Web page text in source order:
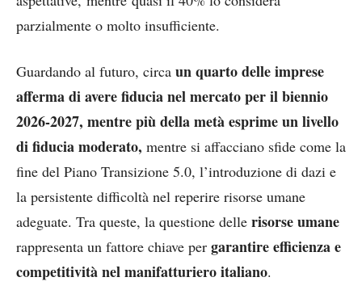
parzialmente o molto insufficiente.
Guardando al futuro, circa un quarto delle imprese
afferma di avere fiducia nelmercato per il biennio
2026-2027, mentre più della metà esprime un livello
di fiducia moderato, mentre si affacciano sfide come la
fine del Piano Transizione 5.0, l’introduzione di dazi e
la persistente difficoltà nel reperire risorse umane
adeguate. Tra queste, la questione delle risorse umane
rappresenta un fattore chiave per garantire efficienza e
competitivitànel manifatturiero italiano.